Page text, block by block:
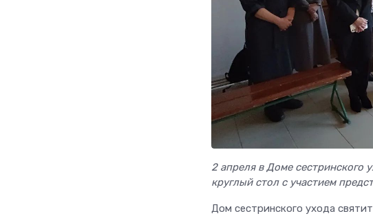
2 апреля в Доме сестринского
круглый стол с участием
Дом сестринского ухода